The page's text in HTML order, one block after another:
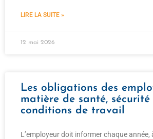
LIRE LA SUITE »
12 mai 2026
Les obligations des
matière de santé, sécurité
conditions de travail
L’employeur doit informer chaque année,